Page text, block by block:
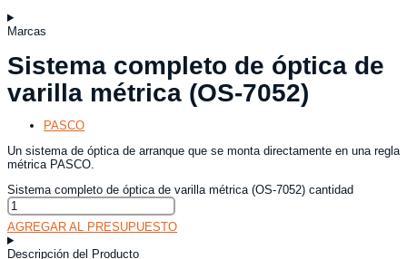
Marcas
Sistema completo de óptica de
varilla métrica (OS-7052)
PASCO
Un sistema de óptica de arranque que se monta directamente en una regla
métrica PASCO.
Sistema completo de óptica de varilla métrica (OS-7052) cantidad
AGREGAR AL PRESUPUESTO
Descripción del Producto